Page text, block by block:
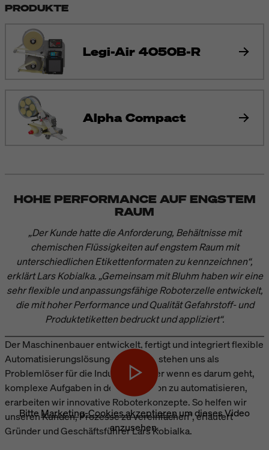
PRODUKTE
Legi-Air 4050B-R
Alpha Compact
HOHE PERFORMANCE AUF ENGSTEM
RAUM
„Der Kunde hatte die Anforderung, Behältnisse mit
chemischen Flüssigkeiten auf engstem Raum mit
unterschiedlichen Etikettenformaten zu kennzeichnen“,
erklärt Lars Kobialka. „Gemeinsam mit Bluhm haben wir eine
sehr flexible und anpassungsfähige Roboterzelle entwickelt,
die mit hoher Performance und Qualität Gefahrstoff- und
Produktetiketten bedruckt und appliziert“.
BitteMarketing-Cookies akzeptierenum dieses Video
anzusehen.
Der Maschinenbauer entwickelt, fertigt und integriert flexible
Automatisierungslösungen. „Wir verstehen uns als
Problemlöser für die Industrie. Immer wenn es darum geht,
komplexe Aufgaben in der Produktion zu automatisieren,
erarbeiten wir innovative Roboterkonzepte. So helfen wir
unseren Kunden, Prozesse zu vereinfachen“, erläutert
Gründer und Geschäftsführer Lars Kobialka.